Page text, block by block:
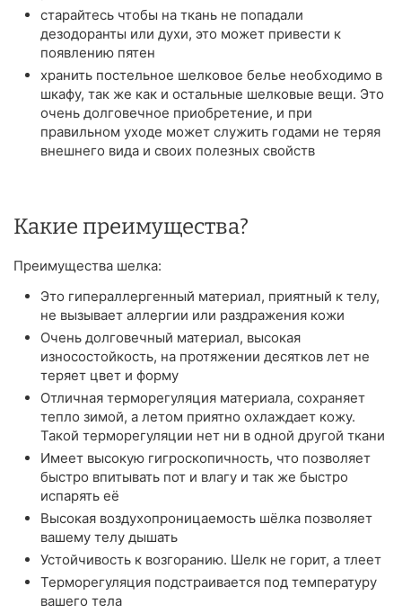
старайтесь чтобы на ткань не попадали
дезодоранты или духи, это может привести к
появлению пятен
хранить постельное шелковое белье необходимо в
шкафу, так же как и остальные шелковые вещи. Это
очень долговечное приобретение, и при
правильном уходе может служить годами не теряя
внешнего вида и своих полезных свойств
Какие преимущества?
Преимущества шелка:
Это гипераллергенный материал, приятный к телу,
не вызывает аллергии или раздражения кожи
Очень долговечный материал, высокая
износостойкость, на протяжении десятков лет не
теряет цвет и форму
Отличная терморегуляция материала, сохраняет
тепло зимой, а летом приятно охлаждает кожу.
Такой терморегуляции нет ни в одной другой ткани
Имеет высокую гигроскопичность, что позволяет
быстро впитывать пот и влагу и так же быстро
испарять её
Высокая воздухопроницаемость шёлка позволяет
вашему телу дышать
Устойчивость к возгоранию. Шелк не горит, а тлеет
Терморегуляция подстраивается под температуру
вашего тела